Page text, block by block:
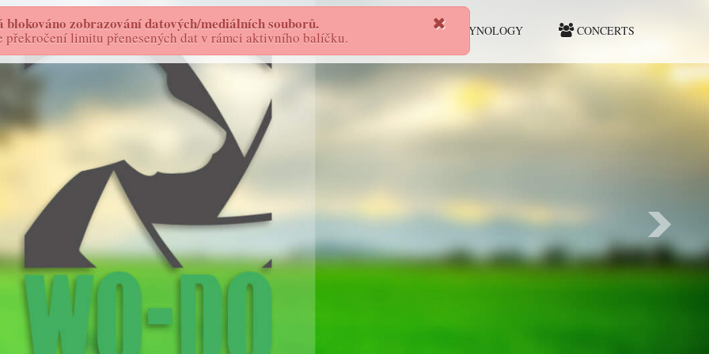
blokováno zobrazování datových/mediálních souborů.
překročení limitu přenesených dat v rámci aktivního balíčku.
FOTOSTORY - AS WO-DO CYNOLOGY CONCERTS